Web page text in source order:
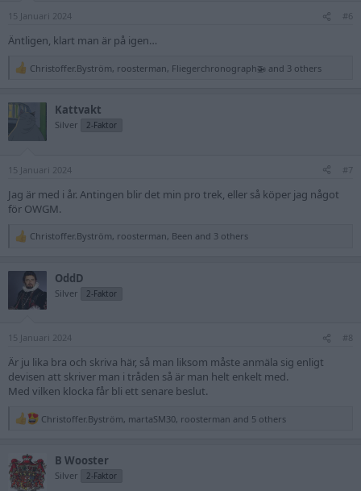
s
15 Januari 2024 #6
Äntligen, klart man är på igen…
R
t
s
Christoffer.Byström, roosterman, Fliegerchronograph🚁 and 3 others
Kattvakt
Silver 2-Faktor
15 Januari 2024 #7
Jag är med i år. Antingen blir det min pro trek, eller så köper jag något
för OWGM.
R
o
s
Christoffer.Byström, roosterman, Been and 3 others
OddD
Silver 2-Faktor
15 Januari 2024 #8
Är ju lika bra och skriva här, så man liksom måste anmäla sig enligt
devisen att skriver man i tråden så är man helt enkelt med.
Med vilken klocka får bli ett senare beslut.
R
c
t
i
Christoffer.Byström, martaSM30, roosterman and 5 others
B Wooster
Silver 2-Faktor